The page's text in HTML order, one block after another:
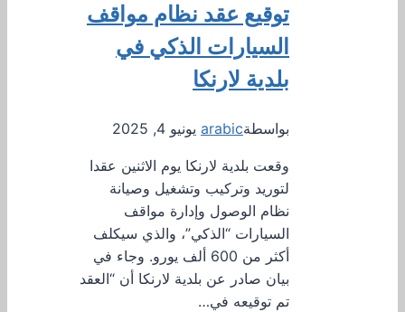
توقيع عقد نظام مواقف
السيارات الذكي في
بلدية لارنكا
بواسطةarabic يونيو 4, 2025
وقعت بلدية لارنكا يوم الاثنين عقدا
لتوريد وتركيب وتشغيل وصيانة
نظام الوصول وإدارة مواقف
السيارات “الذكي”، والذي سيكلف
أكثر من 600 ألف يورو. وجاء في
بيان صادر عن بلدية لارنكا أن “العقد
تم توقيعه في…